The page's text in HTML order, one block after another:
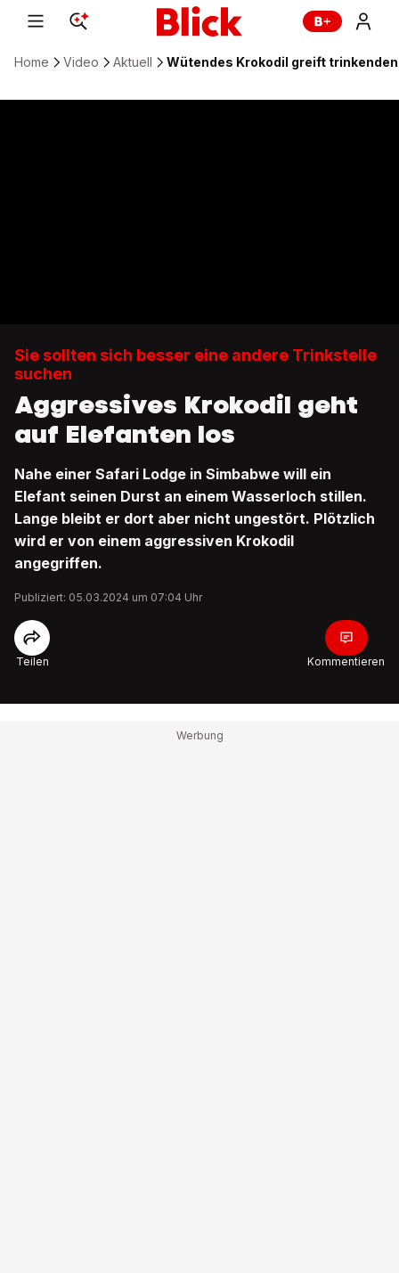
Home Video Aktuell Wütendes Krokodil greift
Sie sollten sich besser eine andere Trinkstelle
suchen
Aggressives Krokodil geht
auf Elefanten los
Nahe einer Safari Lodge in Simbabwe will ein
Elefant seinen Durst an einem Wasserloch stillen.
Lange bleibt er dort aber nicht ungestört. Plötzlich
wird er von einem aggressiven Krokodil
angegriffen.
Publiziert: 05.03.2024 um 07:04 Uhr
Teilen Kommentieren